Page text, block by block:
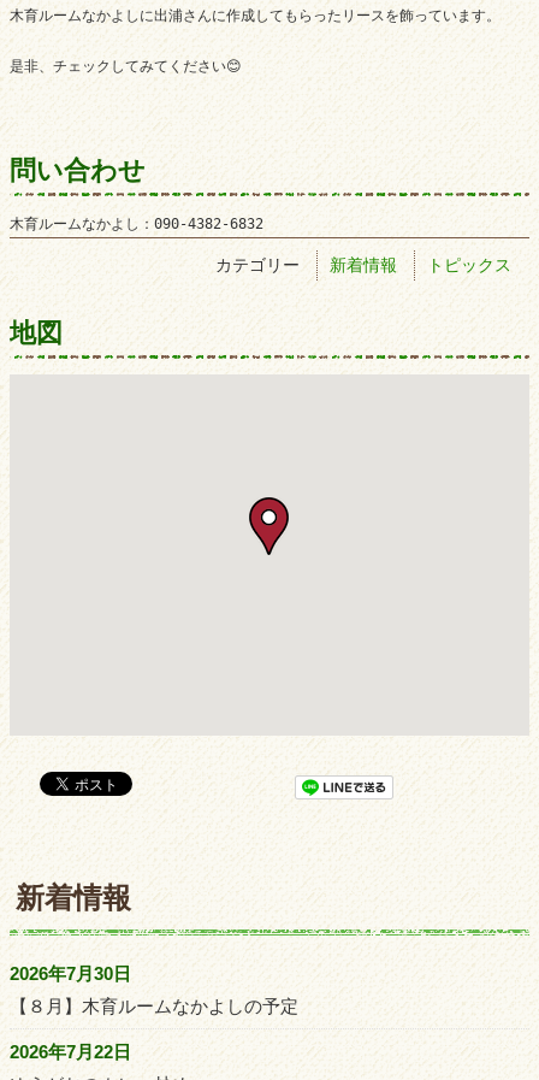
木育ルームなかよしに出浦さんに作成してもらったリースを飾っています。
是非、チェックしてみてください😊
問い合わせ
木育ルームなかよし：090-4382-6832
カテゴリー 新着情報 トピックス
地図
新着情報
2026年7月30日
【８月】木育ルームなかよしの予定
2026年7月22日